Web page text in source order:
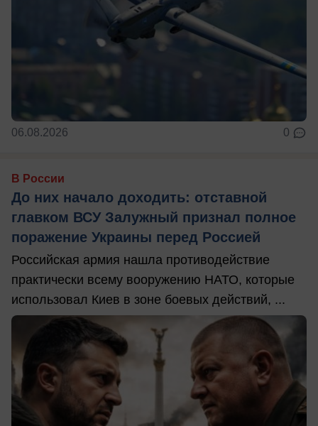
06.08.2026 0
В России
До них начало доходить: отставной
главком ВСУ Залужный признал полное
поражение Украины перед Россией
Российская армия нашла противодействие
практически всему вооружению НАТО, которые
использовал Киев в зоне боевых действий, ...